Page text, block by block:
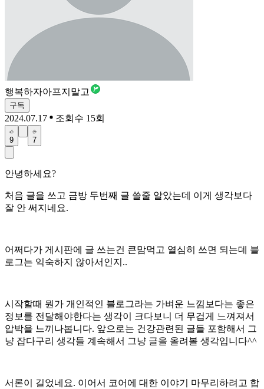
행복하자아프지말고
구독
2024.07.17 조회수 15회
9 7
안녕하세요?
처음 글을 쓰고 금방 두번째 글 쓸줄 알았는데 이게 생각보다
잘 안 써지네요.
어쩌다가 게시판에 글 쓰는건 큰맘먹고 열심히 쓰면 되는데 블
로그는 익숙하지 않아서인지..
시작할때 뭔가 개인적인 블로그라는 가벼운 느낌보다는 좋은
정보를 전달해야한다는 생각이 크다보니 더 무겁게 느껴져서
압박을 느끼나봅니다. 앞으로는 건강관련된 글들 포함해서 그
냥 잡다구리 생각들 계속해서 그냥 글을 올려볼 생각입니다^^
서론이 길었네요. 이어서 코어에 대한 이야기 마무리하려고 합